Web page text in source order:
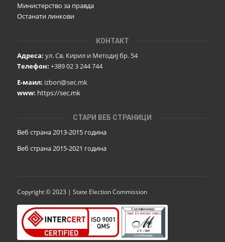
Министерство за правда
Останати линкови
КОНТАКТ
Адреса: ул. Св. Кирил и Методиј бр. 54
Телефон: +389 02 3 244 744
Е-маил: izbori@sec.mk
www: https://sec.mk
СТАРИ ВЕБ СТРАНИЦИ
Веб страна 2013-2015 година
Веб страна 2015-2021 година
Copyright © 2023 | State Election Commission